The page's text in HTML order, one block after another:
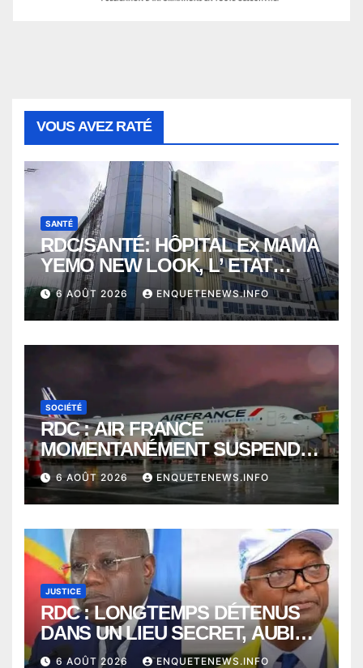
VOUS AVEZ RATÉ
SANTÉ
RDC/SANTÉ: HÔPITAL Ex MAMA
YEMO NEW LOOK, L’ ETAT
PERD LE CONTROLE
6 AOÛT 2026 ENQUETENEWS.INFO
SOCIÉTÉ
RDC : AIR FRANCE
MOMENTANÉMENT SUSPENDU
ENTRE KINSHASA ET PARIS ?
6 AOÛT 2026 ENQUETENEWS.INFO
JUSTICE
RDC : LONGTEMPS DÉTENUS
DANS UN LIEU SECRET, AUBIN
MINAKU ET EMMANUEL
6 AOÛT 2026 ENQUETENEWS.INFO